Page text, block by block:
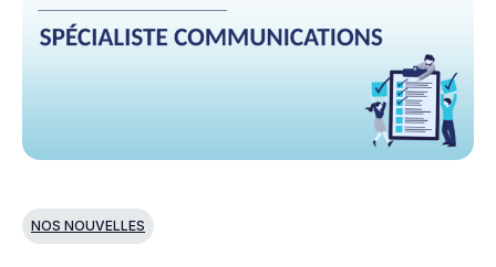
NOS NOUVELLES